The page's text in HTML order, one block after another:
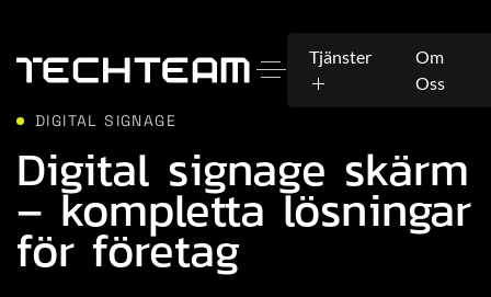
Tjänster
Om
Oss
DIGITAL SIGNAGE
Digital signage skärm
– kompletta lösningar
för företag